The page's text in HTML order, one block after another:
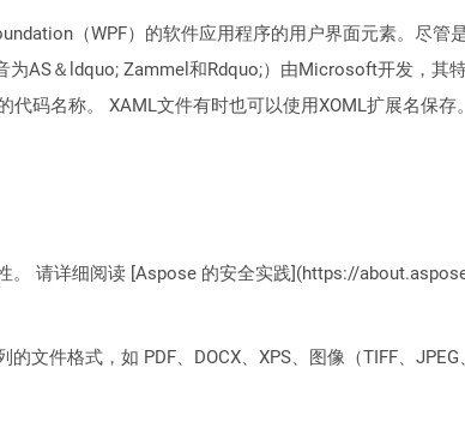
（WPF）的软件应用程序的用户界面元素。尽管
AS＆ldquo; Zammel和Rdquo;）由Microsoft开发，其
码名称。 XAML文件有时也可以使用XOML扩展名保存。
请详细阅读 [Aspose 的安全实践](https://
件格式，如 PDF、DOCX、XPS、图像（TIFF、JPEG